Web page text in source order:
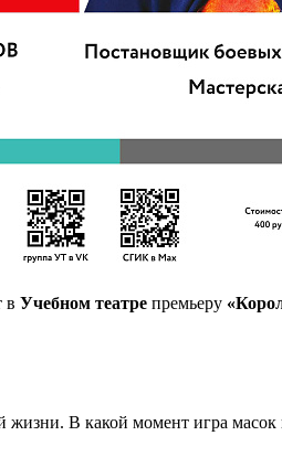
в Учебном театре премьеру
В какой момент игра масок